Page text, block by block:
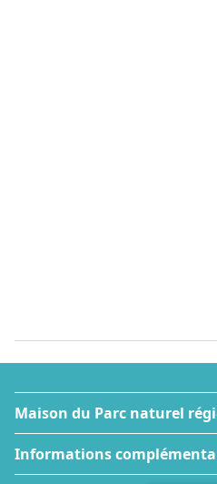
Maison du Parc naturel
Informations